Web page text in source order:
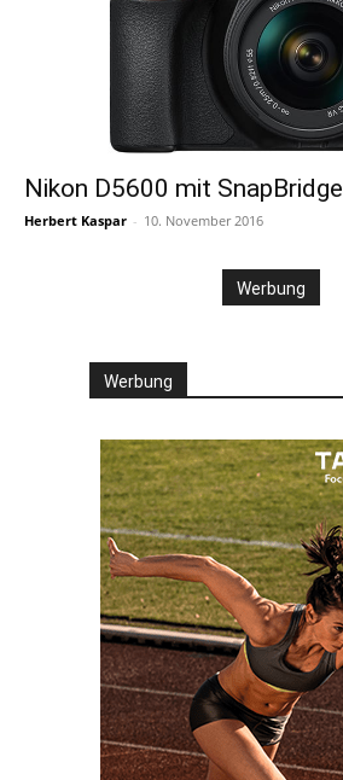
Nikon D5600 mit SnapBridge
Herbert Kaspar - 10. November 2016
Werbung
Werbung